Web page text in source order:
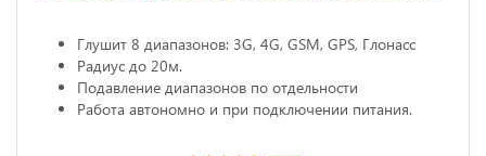
Глушит 8 диапазонов: 3G, 4G, GSM, GPS, Глонасс
Радиус до 20м.
Подавление диапазонов по отдельности
Работа автономно и при подключении питания.